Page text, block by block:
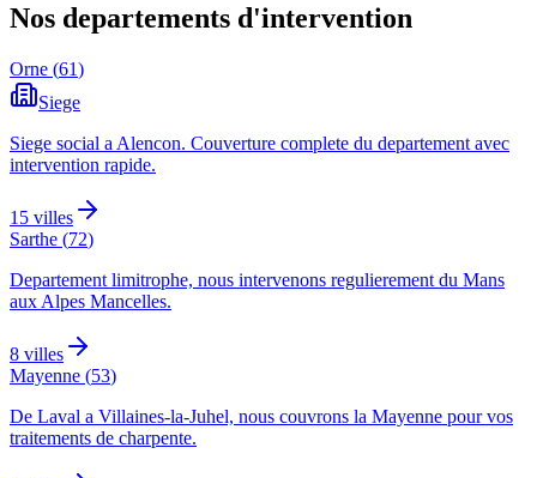
Nos departements d'intervention
Orne (61)
Siege
Siege social a Alencon. Couverture complete du departement avec
intervention rapide.
15 villes
Sarthe (72)
Departement limitrophe, nous intervenons regulierement du Mans
aux Alpes Mancelles.
8 villes
Mayenne (53)
De Laval a Villaines-la-Juhel, nous couvrons la Mayenne pour vos
traitements de charpente.